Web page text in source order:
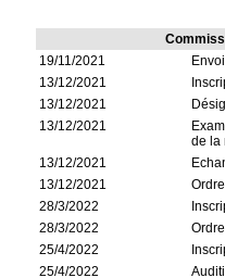
19/11/2021
13/12/2021
13/12/2021
13/12/2021
de la
13/12/2021
13/12/2021
28/3/2022
28/3/2022
25/4/2022
25/4/2022